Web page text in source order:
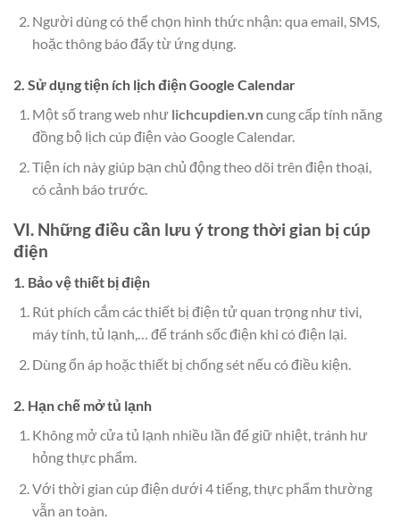
Người dùng có thể chọn hình thức nhận: qua email, SMS,
hoặc thông báo đẩy từ ứng dụng.
2. Sử dụng tiện ích lịch điện Google Calendar
Một số trang web như lichcupdien.vncung cấp tính năng
đồng bộ lịch cúp điện vào Google Calendar.
Tiện ích này giúp bạn chủ động theo dõi trên điện thoại,
có cảnh báo trước.
VI. Những điều cần lưu ý trong thời gian bị cúp
điện
1. Bảo vệ thiết bị điện
Rút phích cắm các thiết bị điện tử quan trọng như tivi,
máy tính, tủ lạnh,… để tránh sốc điện khi có điện lại.
Dùng ổn áp hoặc thiết bị chống sét nếu có điều kiện.
2. Hạn chế mở tủ lạnh
Không mở cửa tủ lạnh nhiều lần để giữ nhiệt, tránh hư
hỏng thực phẩm.
Với thời gian cúp điện dưới 4 tiếng, thực phẩm thường
vẫn an toàn.